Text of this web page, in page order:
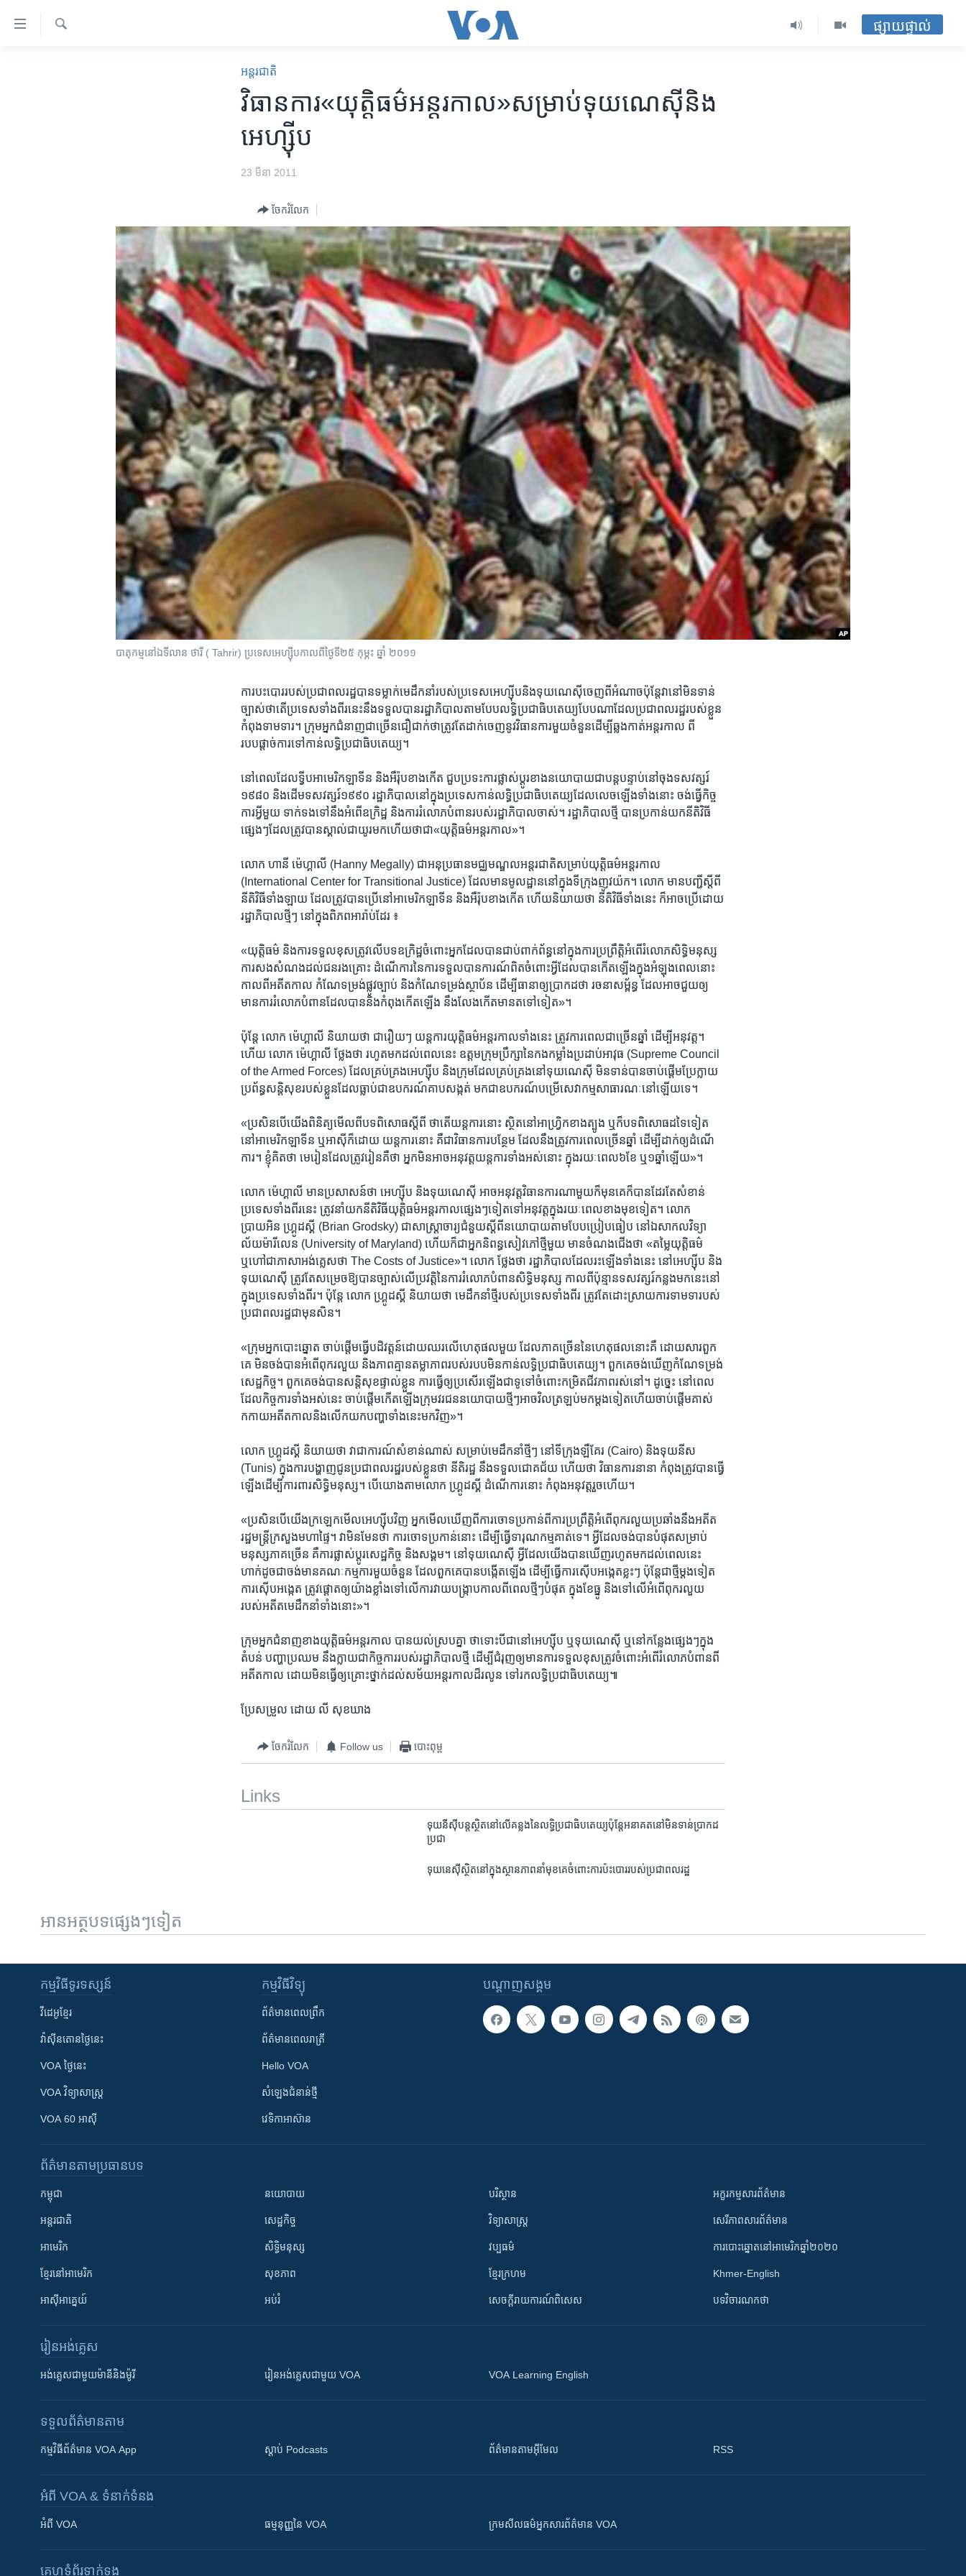
ទៅ​
ផ្សាយផ្ទាល់
អន្តរជាតិ
វិធាន​ការ«យុត្តិធម៌​អន្តរកាល»​សម្រាប់​ទុយណេស៊ី​និង​
អេហ្ស៊ីប
23 មីនា 2011
ចែករំលែក
បាតុកម្ម​នៅ​ឯ​ទី​លាន ​ថារី ​( Tahrir) ​ប្រទេស​​អេហ្ស៊ីប​កាល​ពី​ថ្ងៃ​ទី​២៥​ កុម្ភះ ​ឆ្នាំ​ ២០១១
ការបះបោរ​របស់​ប្រជាពលរដ្ឋ​បាន​ទម្លាក់មេដឹកនាំរបស់​ប្រទេស​អេហ្ស៊ីប​និង​ទុយណេស៊ី​ចេញ​ពី​អំណាច​ប៉ុន្តែវា​នៅមិនទាន់
ច្បាស់ថា​តើប្រទេស​ទាំង​ពីរនេះ​នឹង​ទទួល​បាន​រដ្ឋាភិ​បាលតាម​បែប​លទ្ធិ​ប្រជា​ធិបតេយ្យ​បែបណា​ដែលប្រជា​ពលរដ្ឋ​របស់​ខ្លួន​
កំពុង​ទាមទារ។ ក្រុម​អ្នក​ជំនាញ​ជា​ច្រើន​ជឿជាក់​ថា​ត្រូវតែ​ដាក់​ចេញ​នូវ​វិធានការ​មួយ​ចំនួន​ដើម្បីឆ្លងកាត់​អន្តរកាល ​ពី​
របបផ្តាច់ការ​ទៅ​កាន់​លទ្ធិ​ប្រជាធិបតេយ្យ។
នៅ​ពេល​ដែលទី្វប​អាមេរិក​ឡាទីន និង​អឺរ៉ុប​ខាង​កើត ជួប​ប្រទះការផ្លាស់​ប្តូរ​ខាង​នយោបាយ​ជា​បន្ត​បន្ទាប់​នៅ​ចុង​ទសវត្សរ៍​
១៩៨០ និង​ដើម​ទសវត្សរ៍១៩៩០ រដ្ឋាភិបាល​នៅ​ក្នុង​ប្រទេសកាន់​លទ្ធិ​ប្រជាធិបតេយ្យ​ដែល​លេច​ឡើង​ទាំង​នោះ ចង់​ធ្វើ​កិច្ច​
ការអ្វី​មួយ ទាក់ទង​ទៅ​នឹង​អំពើ​ឧក្រិដ្ឋ​ និង​ការរំលោភបំពានរបស់​រដ្ឋាភិបាលចាស់។ រដ្ឋាភិបាល​ថ្មី បាន​ប្រកាន់​យក​នីតិ​វិធី​
ផ្សេងៗ​ដែល​ត្រូវបានស្គាល់ជា​យូរមកហើយ​ថា​ជា​«យុត្តិធម៌​អន្តរកាល»។
លោក ហានី​ ម៉េហ្គាលី (Hanny Megally) ជា​អនុ​ប្រធានមជ្ឈ​មណ្ឌល​អន្តរ​ជាតិ​សម្រាប់​យុត្តិធម៌​អន្តរ​កាល
(International Center for Transitional Justice) ដែល​មាន​មូល​ដ្ឋាន​នៅ​ក្នុង​ទី​ក្រុង​ញូវយ៉ក។ លោក​ មាន​បញ្ជី​ស្តីពី​
នីតិ​វិធីទាំង​ឡាយ​ ដែល​ត្រូវ​បាន​ប្រើ​នៅអាមេរិក​ឡាទីន និង​អឺរ៉ុប​ខាង​កើត ហើយនិយាយ​ថា នីតិ​វិធី​ទាំង​នេះ ក៏​អាច​ប្រើ​ដោយ​
រដ្ឋាភិបាលថ្មីៗ នៅ​ក្នុង​ពិភព​អារ៉ាប់​ដែរ ៖
«យុត្តិធម៌ និង​ការ​ទទួល​ខុស​ត្រូវ​លើ​បទ​ឧក្រិដ្ឋ​ចំពោះ​អ្នក​ដែល​បាន​ជាប់​ពាក់​ព័ន្ធ​នៅ​ក្នុង​ការ​ប្រព្រឹត្តិអំពើ​រំលោភ​សិទ្ធិ​មនុស្ស
ការ​សង​សំណង​ដល់​ជន​រង​គ្រោះ ដំណើ​ការនៃ​ការ​ទទួល​បាន​ការ​ណ៍ពិត​ចំពោះអ្វី​ដែលបាន​កើត​ឡើង​ក្នុង​អំឡុង​ពេល​នោះ​
កាល​ពី​អតីត​កាល កំណែ​ទម្រង់​ផ្លូវ​ច្បាប់ និង​កំណែ​ទម្រង់ស្ថាប័ន ដើម្បី​ធានា​ឲ្យ​ប្រាកដ​ថា រចនា​សម្ព័ន្ធ ដែលអាចជួយ​ឲ្យ​
មាន​ការរំលោភ​បំពាន​ដែល​បាន​និង​កំពុង​កើត​ឡើង ​នឹង​លែងកើតមាន​ត​ទៅ​ទៀត»។
ប៉ុន្តែ លោក ម៉េហ្គាលី ​និយាយ​ថា ជា​រឿយៗ យន្តការយុត្តិ​ធម៌​អន្តរ​កាល​ទាំង​នេះ ត្រូវការពេល​ជា​ច្រើន​ឆ្នាំ​ ដើម្បី​អនុវត្ត។​
ហើយ លោក ម៉េហ្គាលី ថ្លែង​ថា រហូតមកដល់ពេល​នេះ​ ឧត្តម​ក្រុម​ប្រឹក្សានៃ​កងកម្លាំងប្រដាប់អាវុធ (Supreme Council
of the Armed Forces) ដែល​គ្រប់​គ្រង​អេហ្ស៊ីប និង​ក្រុម​ដែលគ្រប់​គ្រង​នៅ​ទុយណេស៊ី មិន​ទាន់​បាន​ចាប់​ផ្តើម​ប្រែ​ក្លាយ​
ប្រព័ន្ធ​សន្តិ​សុខ​របស់ខ្លួនដែល​ធ្លាប់​ជាឧបករណ៍​គាប​សង្កត់ មកជា​ឧបករណ៍​បម្រើ​សេវា​កម្ម​សាធារណៈ​នៅឡើយទេ។
«ប្រសិន​បើយើង​ពិនិត្យ​មើល​ពី​បទ​ពិសោធស្តី​ពី​ ថា​តើ​យន្តការ​នោះ ស្ថិត​នៅអាហ្វ្រិក​ខាង​ត្បូង ឬ​ក៏​បទ​ពិសោធ​ដទៃ​ទៀត
នៅ​អាមេរិក​ឡាទីន ឬ​អាស៊ី​ក៏ដោយ យន្តការ​នោះ គឺ​ជា​វិធានការបន្ថែម​ ដែលនឹងត្រូវការពេល​ច្រើន​ឆ្នាំ ដើម្បី​ដាក់​ឲ្យ​ដំណើ
ការ។ ខ្ញុំ​គិត​ថា មេរៀន​ដែល​ត្រូវ​រៀន​គឺ​ថា អ្នក​មិន​អាច​អនុវត្ត​យន្ត​ការទាំង​អស់​នោះ ក្នុង​រយៈ​ពេល​៦​ខែ ឬ​១​ឆ្នាំឡើយ»។
លោក ម៉េហ្គាលី មាន​ប្រសាសន៍​ថា អេហ្ស៊ីប និង​ទុយណេស៊ី អាច​អនុវត្ត​វិធាន​ការ​ណា​មួយក៏​មុនគេ​ក៏​បាន​ដែរ​តែ​សំខាន់​
ប្រទេស​ទាំង​ពីរ​នេះ ត្រូវ​នាំ​យក​នីតិ​វិធី​យុត្តិ​ធម៌​អន្តរ​កាល​ផ្សេងៗ​ទៀត​ទៅ​អនុវត្តក្នុង​រយៈ​ពេលខាងមុខទៀត។ លោក
ប្រាយអិន ហ្គ្រូដស្គី (Brian Grodsky) ជាសាស្ត្រា​ចារ្យ​ជំនួយ​ស្តី​ពី​នយោបាយ​តាម​បែប​ប្រៀប​ធៀប នៅ​ឯ​សាកល​វិទ្យា​
ល័យ​ម៉ារីលេន (University of Maryland) ហើយ​ក៏​ជា​អ្នក​និពន្ធ​សៀវភៅ​ថ្មី​មួយ​ មាន​ចំណង​ជើង​ថា «តម្លៃយុត្តិធម៌
ឬហៅជា​ភា​សា​អង់​គ្លេស​ថា The Costs of Justice»។ លោក ថ្លែង​ថា រដ្ឋាភិបាល​ដែល​រះ​ឡើង​ទាំង​នេះ នៅ​អេហ្ស៊ីប និង​
ទុយណេស៊ី ត្រូវ​តែសម្រេចឱ្យ​បាន​ច្បាស់លើ​ប្រវត្តិ​នៃការ​រំលោភ​បំពាន​សិទ្ធិ​មនុស្ស កាល​ពី​ប៉ុន្មាន​ទសវត្សរ៍កន្លង​មក​នេះ​នៅ​
ក្នុង​ប្រទេស​ទាំង​ពីរ។ ប៉ុន្តែ លោក ហ្គ្រូដស្គី និយាយ​ថា មេ​ដឹក​នាំ​ថ្មីរបស់​ប្រទេស​ទាំង​ពីរ ត្រូវ​តែ​ដោះ​ស្រាយការទាម​ទារបស់​
ប្រជាពលរដ្ឋ​ជា​មុន​សិន។
«ក្រុម​អ្នក​បោះ​ឆ្នោត ចាប់​ផ្តើមធ្វើ​បដិវត្តន៍​ដោយ​ឈរ​លើ​ហេតុ​ផល​មួយ ដែល​ភាគ​ច្រើន​នៃ​ហេតុផល​នោះ​គឺ ដោយសារ​ពួក​
គេ មិន​ចង់​បាន​អំពើ​ពុក​រលួយ និង​ភាព​គ្មាន​តម្លា​ភាពរបស់របបមិន​កាន់​លទ្ធិ​ប្រជាធិបតេយ្យ។ ពួក​គេចង់​ឃើញ​កំណែ​ទម្រង់​
សេដ្ឋកិច្ច។ ពួក​គេ​ចង់​បាន​សន្តិសុខ​ផ្ទាល់​ខ្លួន ការ​ធ្វើ​ឲ្យ​ប្រសើរ​ឡើងជាទូទៅ​ចំពោះ​កម្រិត​ជីវភាព​រស់នៅ។ ដូច្នេះ នៅ​ពេល​
ដែលកិច្ចការ​ទាំង​អស់​នេះ ចាប់​ផ្តើម​កើត​ឡើង​ក្រុម​វរជន​នយោបាយ​ថ្មីៗ​អាចវិល​ត្រឡប់​មក​ម្តង​ទៀត​ហើយ​ចាប់​ផ្តើម​គាស់​
កកាយ​អតីត​កាល​និងលើកយកបញ្ហា​ទាំង​នេះមកវិញ»។
លោក ហ្គ្រូដស្គី និយាយ​ថា វា​ជា​ការណ៍​សំខាន់​ណាស់ សម្រាប់​មេ​ដឹក​នាំ​ថ្មីៗ នៅ​ទី​ក្រុង​ឡឺគែរ (Cairo) និង​ទុយនីស
(Tunis) ក្នុង​ការបង្ហាញ​ជូន​ប្រជាពលរដ្ឋ​របស់ខ្លួន​ថា នីតិ​រដ្ឋ​ នឹង​ទទួលជោគជ័យ ហើយ​ថា វិធានការ​នា​នា​ កំពុង​ត្រូវ​បាន​ធ្វើ​
ឡើង​ដើម្បីការ​ពារ​សិទ្ធិ​មនុស្ស។ ​បើ​យោងតាម​លោក ហ្គ្រូដស្គី ដំណើការ​នោះ កំពុងអនុវត្តរួច​ហើយ។
«ប្រសិន​បើយើង​ក្រឡេក​មើល​អេហ្ស៊ីប​វិញ អ្នក​មើលឃើញពី​ការ​ចោទ​ប្រកាន់ពី​ការប្រព្រឹត្តិ​អំពើ​ពុក​រលួយប្រឆាំង​នឹង​អតីត​
រដ្ឋ​មន្ត្រីក្រសួង​មហា​ផ្ទៃ។ វា​មិន​មែន​ថា ការ​ចោទ​ប្រកាន់​នោះ ដើម្បី​ធ្វើទារុណ​កម្ម​គាត់​ទេ។ អ្វី​ដែល​ចង់​បាន​បំផុត​សម្រាប់​
មនុស្ស​ភាគ​ច្រើន គឺ​ការផ្លាស់​ប្តូរសេដ្ឋកិច្ច និង​សង្គម។ នៅ​ទុយណេស៊ី អ្វី​ដែល​យើង​បាន​ឃើញ​រហូត​មក​ដល់​ពេល​នេះ
ហាក់​ដូច​ជា​ចង់​មាន​គណៈ​កម្មការ​មួយ​ចំនួន ដែល​ពួក​គេបាន​បង្កើត​ឡើង ដើម្បី​ធ្វើ​ការ​ស៊ើប​អង្កេត​ខ្លះៗ​ ប៉ុន្តែ​ជា​ថ្មី​ម្តង​ទៀត
ការ​ស៊ើប​អង្កេត ត្រូវ​ផ្តោត​ឲ្យ​យ៉ាង​ខ្លាំង​ទៅ​លើ​ការ​វាយ​បង្ក្រាប​កាល​ពី​ពេល​ថ្មីៗ​បំផុត ក្នុង​ខែ​ធ្នូ និងទៅលើ​អំពើ​ពុក​រលួយ​
របស់​អតីត​មេ​ដឹក​នាំទាំង​នោះ»។
ក្រុម​អ្នក​ជំនាញ​ខាង​យុត្តិ​ធម៌​អន្តរ​កាល បាន​យល់​ស្របគ្នា ថា​ទោះបីជា​នៅ​អេហ្ស៊ីប ឬ​ទុយណេស៊ី ឬ​នៅ​កន្លែង​ផ្សេងៗក្នុង​
តំបន់ បញ្ហា​ប្រឈម​ នឹង​ក្លាយ​ជា​កិច្ច​ការ​របស់​រដ្ឋាភិបាល​ថ្មី ដើម្បី​ជំរុញឲ្យ​មាន​ការ​ទទួល​ខុស​ត្រូវ​ចំពោះអំពើ​រំលោភ​បំពានពី​
អតីតកាល ដោយ​មិនធ្វើ​ឲ្យ​គ្រោះ​ថ្នាក់ដល់សម័យ​អន្តរ​កាលដ៏​រលូន ទៅ​រក​លទ្ធិ​ប្រជាធិបតេយ្យ៕
ប្រែសម្រួល ដោយ លី សុខឃាង
ចែករំលែក Follow us បោះពុម្ព
Links
ទុយនីស៊ី​បន្ត​ស្ថិត​នៅ​លើ​គន្លង​នៃ​លទ្ធិ​ប្រជា​ធិបតេយ្យ​ប៉ុន្តែ​អនាគត​​នៅ​មិន​​ទាន់​​ប្រាកដ​
ប្រជា
ទុយនេស៊ី​ស្ថិត​នៅ​ក្នុង​ស្ថានភាព​នាំ​មុខ​គេ​ចំពោះ​ការ​ប៉ះបោរ​របស់​ប្រជា​ពលរដ្ឋ
អានអត្ថបទផ្សេងៗទៀត
បណ្តាញ​សង្គម
កម្មវិធី​ទូរទស្សន៍
វីដេអូ​ខ្មែរ
វ៉ាស៊ីនតោន​ថ្ងៃ​នេះ
VOA ថ្ងៃនេះ
VOA ​វិទ្យាសាស្ត្រ
VOA 60 អាស៊ី
កម្មវិធី​វិទ្យុ
ព័ត៌មាន​ពេល​ព្រឹក
ព័ត៌មាន​​ពេល​រាត្រី
Hello VOA
សំឡេង​ជំនាន់​ថ្មី
វេទិកា​អាស៊ាន
ព័ត៌មាន​តាមប្រធានបទ​
កម្ពុជា
អន្តរជាតិ
អាមេរិក
ខ្មែរ​នៅអាមេរិក
អាស៊ីអាគ្នេយ៍
នយោបាយ
សេដ្ឋកិច្ច
សិទ្ធិមនុស្ស
សុខភាព
អប់រំ
បរិស្ថាន
វិទ្យាសាស្រ្ត
វប្បធម៌
ខ្មែរក្រហម
សេចក្តីរាយការណ៍ពិសេស
អក្ខរកម្មសារព័ត៌មាន
សេរីភាពសារព័ត៌មាន
ការបោះឆ្នោតនៅអាមេរិកឆ្នាំ២០២០
Khmer-English
បទវិចារណកថា
រៀន​​អង់គ្លេស
អង់គ្លេស​ជាមួយ​ម៉ានី​និង​ម៉ូរី រៀន​​​​​​អង់គ្លេស​​ជាមួយ VOA VOA Learning English
ទទួល​ព័ត៌មាន​តាម
កម្មវិធី​ព័ត៌មាន VOA App ស្តាប់ Podcasts ព័ត៌មាន​តាម​អ៊ីមែល RSS
អំពី​ VOA & ទំនាក់ទំនង
អំពី​ VOA ធម្មនុញ្ញ​នៃ VOA ក្រម​​​សីលធម៌​​​អ្នក​​​សារព័ត៌មាន VOA
គេហទំព័រ​​ទាក់ទង